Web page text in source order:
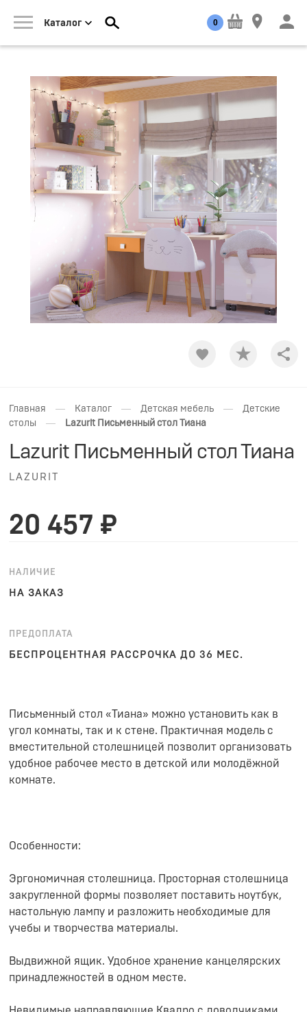
Каталог 0
Главная — Каталог — Детская мебель —
Детские
столы
— Lazurit Письменный стол Тиана
Lazurit Письменный стол Тиана
LAZURIT
20 457 ₽
НАЛИЧИЕ
НА ЗАКАЗ
ПРЕДОПЛАТА
БЕСПРОЦЕНТНАЯ РАССРОЧКА ДО 36 МЕС.
Письменный стол «Тиана» можно установить как в
угол комнаты, так и к стене. Практичная модель с
вместительной столешницей позволит организовать
удобное рабочее место в детской или молодёжной
комнате.
Особенности:
Эргономичная столешница. Просторная столешница
закругленной формы позволяет поставить ноутбук,
настольную лампу и разложить необходимые для
учебы и творчества материалы.
Выдвижной ящик. Удобное хранение канцелярских
принадлежностей в одном месте.